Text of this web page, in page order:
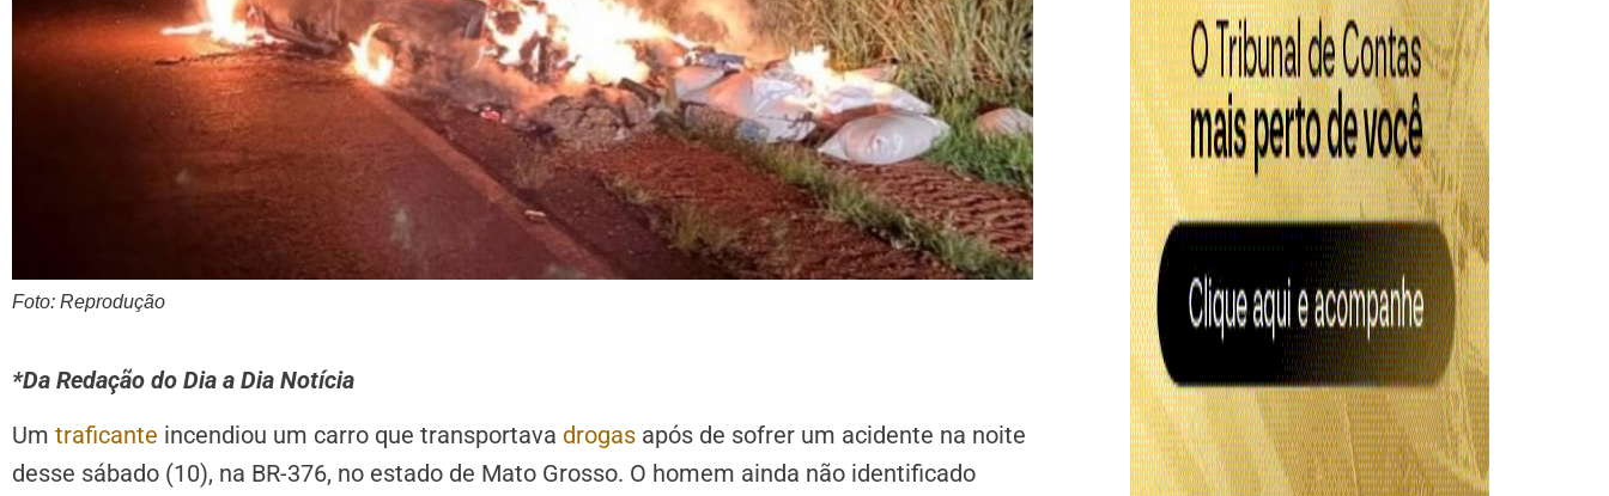
Foto: Reprodução
*Da Redação do Dia a Dia Notícia
Um traficante incendiou um carro que transportava drogas após de sofrer um acidente na noite
desse sábado (10), na BR-376, no estado de Mato Grosso. O homem ainda não identificado